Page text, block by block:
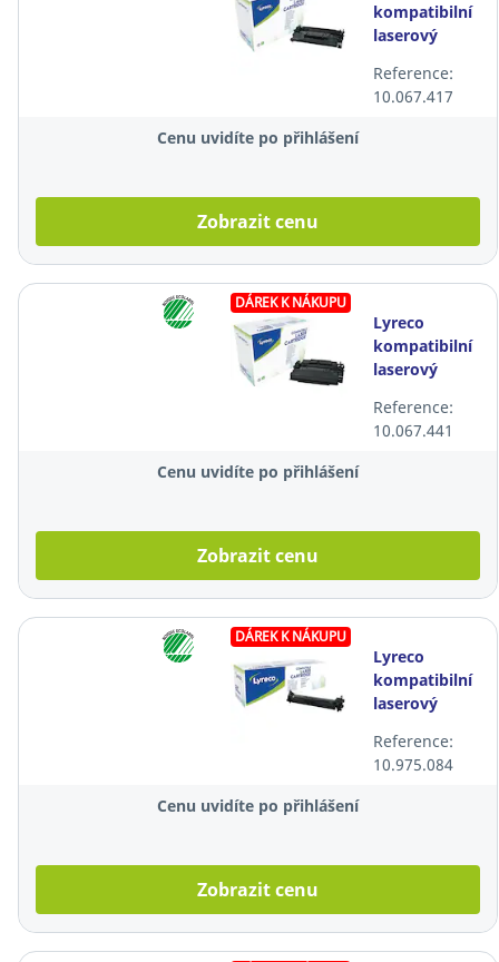
kompatibilní
laserový
(CF226X),
černý
Reference:
10.067.417
Cenu uvidíte po přihlášení
Zobrazit cenu
DÁREK K NÁKUPU
Lyreco
kompatibilní
laserový
(CF287X),
černý
Reference:
10.067.441
Cenu uvidíte po přihlášení
Zobrazit cenu
DÁREK K NÁKUPU
Lyreco
kompatibilní
laserový
(CF230X),
černý
Reference:
10.975.084
Cenu uvidíte po přihlášení
Zobrazit cenu